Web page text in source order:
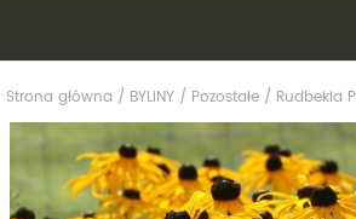
Strona główna / BYLINY / Pozostałe / Rudbekia